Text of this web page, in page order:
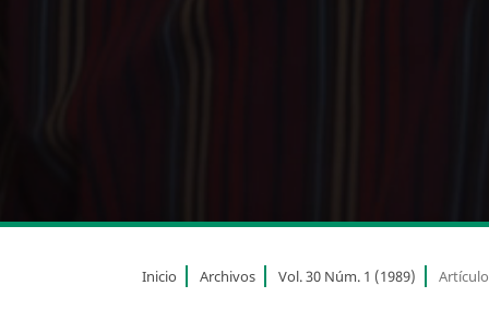
Inicio Archivos Vol. 30 Núm. 1 (1989)